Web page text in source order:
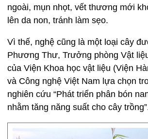
ngoài, mụn nhọt, vết thương mới
lên da non, tránh làm sẹo.
Vì thế, nghệ cũng là một loại cây
Phương Thư, Trưởng phòng Vật
của Viện Khoa học vật liệu (Viện
và Công nghệ Việt Nam lựa chọn
nghiên cứu “Phát triển phân bón
nhằm tăng năng suất cho cây